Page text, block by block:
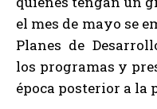
el mes de mayo se
Planes de
los programas y
época posterior a la